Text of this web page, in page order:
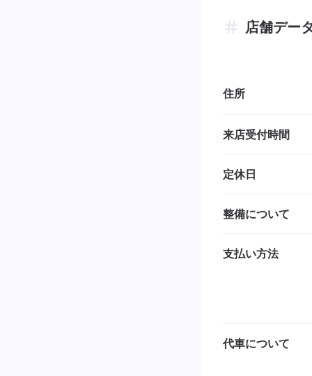
店舗デー
住所
来店受付時間
定休日
整備について
支払い方法
代車について